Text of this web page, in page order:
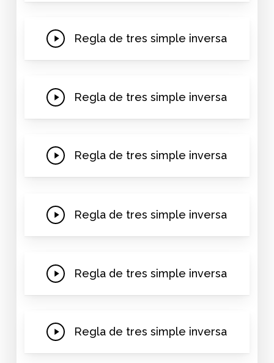
Play
Regla de tres simple inversa
Play
Regla de tres simple inversa
Play
Regla de tres simple inversa
Play
Regla de tres simple inversa
Play
Regla de tres simple inversa
Play
Regla de tres simple inversa